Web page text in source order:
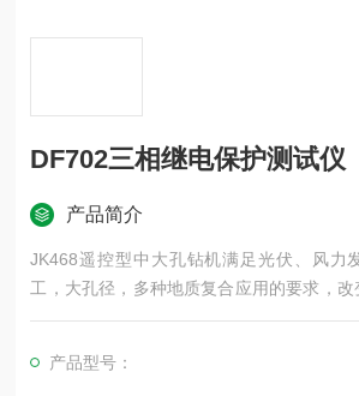
DF702三相继电保护测试仪
产品简介
JK468遥控型中大孔钻机满足光伏、风力
工，大孔径，多种地质复合应用的要求，改
孔径小，岩石钻进速度慢，转场不便的局
产品型号：